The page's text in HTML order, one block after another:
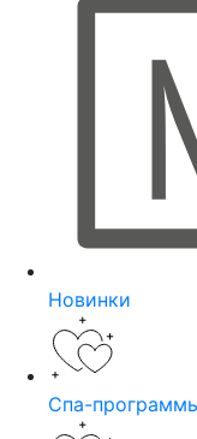
Новинки
Спа-